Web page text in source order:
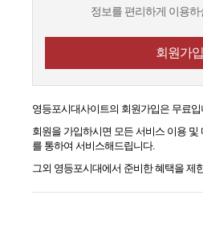
정보를 편리하게 이용하
회원가입
영등포시대사이트의 회원가입은 무료입
회원을 가입하시면 모든 서비스 이용
를 통하여 서비스해드립니다.
그외 영등포시대에서 준비한 혜택을 제